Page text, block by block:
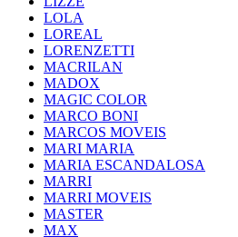
LOLA
LOREAL
LORENZETTI
MACRILAN
MADOX
MAGIC COLOR
MARCO BONI
MARCOS MOVEIS
MARI MARIA
MARIA ESCANDALOSA
MARRI
MARRI MOVEIS
MASTER
MAX